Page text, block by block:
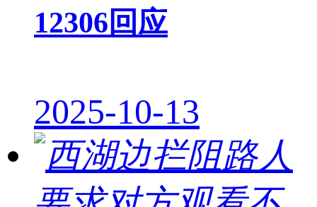
12306回应
2025-10-13